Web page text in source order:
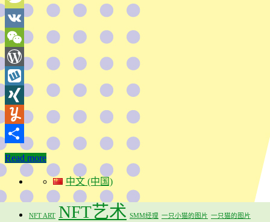
TypePad
VK
WeChat
WordPress
Wykop
XING
Yummly
分
享
Read more
中文 (中国)
NFT ART NFT艺术 SMM经理 一只小猫的图片 一只猫的图片